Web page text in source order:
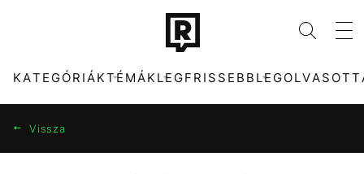
KATEGÓRIÁKTÉMÁKLEGFRISSEBB
Vissza